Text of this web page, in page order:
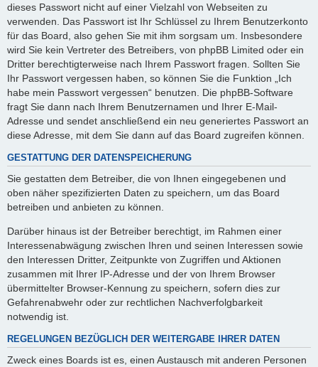
dieses Passwort nicht auf einer Vielzahl von Webseiten zu
verwenden. Das Passwort ist Ihr Schlüssel zu Ihrem Benutzerkonto
für das Board, also gehen Sie mit ihm sorgsam um. Insbesondere
wird Sie kein Vertreter des Betreibers, von phpBB Limited oder ein
Dritter berechtigterweise nach Ihrem Passwort fragen. Sollten Sie
Ihr Passwort vergessen haben, so können Sie die Funktion „Ich
habe mein Passwort vergessen“ benutzen. Die phpBB-Software
fragt Sie dann nach Ihrem Benutzernamen und Ihrer E-Mail-
Adresse und sendet anschließend ein neu generiertes Passwort an
diese Adresse, mit dem Sie dann auf das Board zugreifen können.
GESTATTUNG DER DATENSPEICHERUNG
Sie gestatten dem Betreiber, die von Ihnen eingegebenen und
oben näher spezifizierten Daten zu speichern, um das Board
betreiben und anbieten zu können.
Darüber hinaus ist der Betreiber berechtigt, im Rahmen einer
Interessenabwägung zwischen Ihren und seinen Interessen sowie
den Interessen Dritter, Zeitpunkte von Zugriffen und Aktionen
zusammen mit Ihrer IP-Adresse und der von Ihrem Browser
übermittelter Browser-Kennung zu speichern, sofern dies zur
Gefahrenabwehr oder zur rechtlichen Nachverfolgbarkeit
notwendig ist.
REGELUNGEN BEZÜGLICH DER WEITERGABE IHRER DATEN
Zweck eines Boards ist es, einen Austausch mit anderen Personen